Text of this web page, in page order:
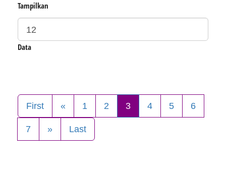
Tampilkan
Data
First « 1 2 3 4 5 6
7 » Last